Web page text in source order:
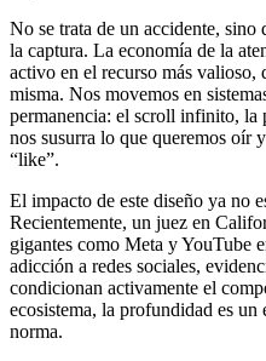
No se trata de un accidente, sino
la captura. La economía de la
activo en el recurso más valioso,
misma. Nos movemos en
permanencia: el scroll infinito, la
nos susurra lo que queremos oír
“like”.
El impacto de este diseño ya no
Recientemente, un juez en
gigantes como Meta y YouTube
adicción a redes sociales,
condicionan activamente el
ecosistema, la profundidad es un
norma.